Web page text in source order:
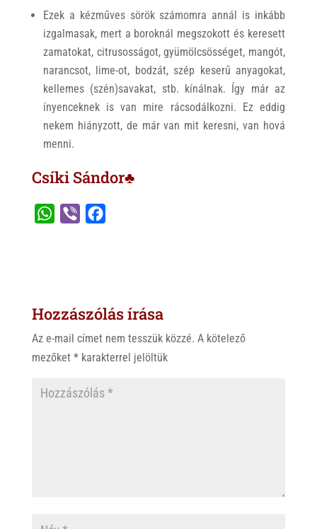
Ezek a kézműves sörök számomra annál is inkább
izgalmasak, mert a boroknál megszokott és keresett
zamatokat, citrusosságot, gyümölcsösséget, mangót,
narancsot, lime-ot, bodzát, szép keserű anyagokat,
kellemes (szén)savakat, stb. kínálnak. Így már az
ínyenceknek is van mire rácsodálkozni. Ez eddig
nekem hiányzott, de már van mit keresni, van hová
menni.
Csíki Sándor♣
A
p
o
k
Hozzászólás írása
Az e-mail címet nem tesszük közzé. A kötelező
mezőket *karakterrel jelöltük